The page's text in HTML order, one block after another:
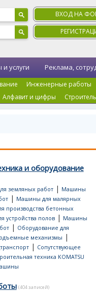
ВХОД НА
Инженерные работы
Алфавит и цифры
услуги Реклама,
и оборудование
земляных работ| Машины
| Машины для малярных
производства бетонных
устройства полов| Машины
| Оборудование для
механизмы |
| Сопутствующее
техника KOMATSU
(404 записей)